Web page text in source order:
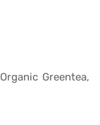
Greentea,